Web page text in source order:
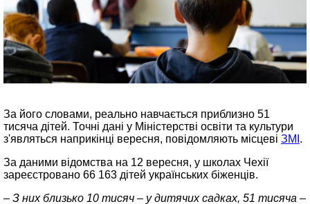
За його словами, реально навчається приблизно 51
тисяча дітей. Точні дані у Міністерстві освіти та культури
з'являться наприкінці вересня, повідомляють місцеві ЗМІ .
За даними відомства на 12 вересня, у школах Чехії
зареєстровано 66 163 дітей українських біженців.
– З них близько 10 тисяч – у дитячих садках, 51 тисяча –